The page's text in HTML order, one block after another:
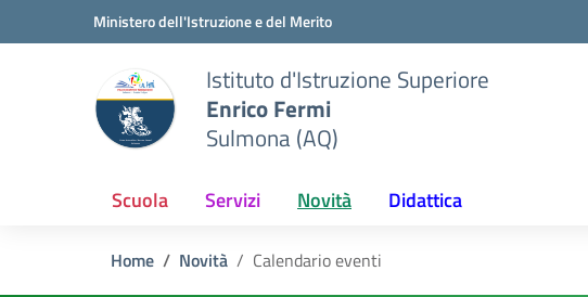
Vai ai contenuti
Vai al menu di navigazioneMinistero dell'Istruzione e del Merito
Istituto d'Istruzione Superiore
Enrico Fermi
Sulmona (AQ)
Scuola Servizi Novità Didattica
Home Novità Calendario eventi